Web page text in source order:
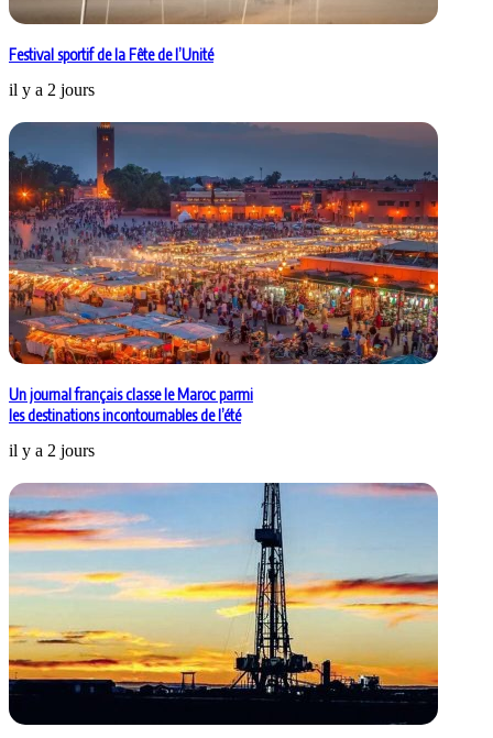
Festival sportif de la Fête de l’Unité
il y a 2 jours
Un journal français classe le Maroc parmi
les destinations incontournables de l’été
il y a 2 jours